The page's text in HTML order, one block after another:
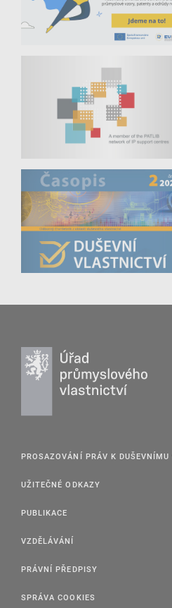
PROSAZOVÁNÍ PRÁV K
UŽITEČNÉ ODKAZY
PUBLIKACE
VZDĚLÁVÁNÍ
PRÁVNÍ PŘEDPISY
SPRÁVA COOKIES